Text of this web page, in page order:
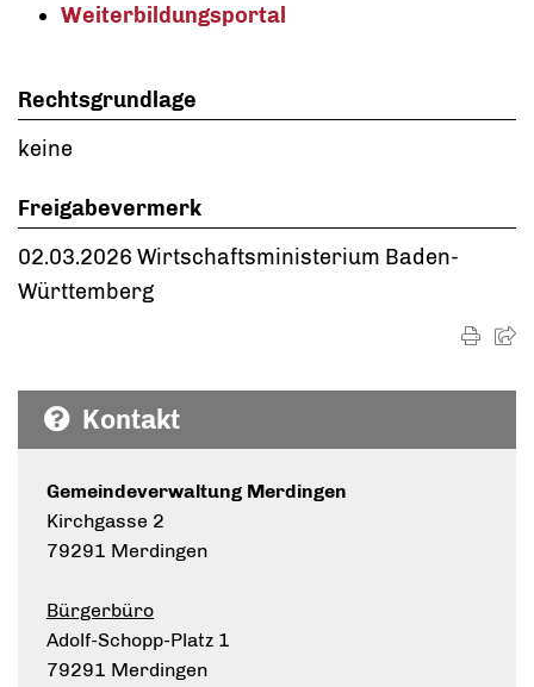
Weiterbildungsportal
Rechtsgrundlage
keine
Freigabevermerk
02.03.2026 Wirtschaftsministerium Baden-
Württemberg
Kontakt
Gemeindeverwaltung Merdingen
Kirchgasse 2
79291 Merdingen
Bürgerbüro
Adolf-Schopp-Platz 1
79291 Merdingen